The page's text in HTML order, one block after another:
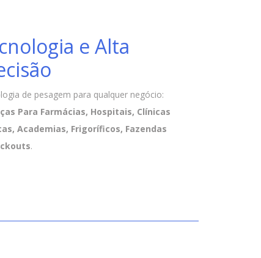
e Alta
de pesagem para qualquer negócio:
Para Farmácias, Hospitais, Clínicas
Academias, Frigoríficos, Fazendas
.